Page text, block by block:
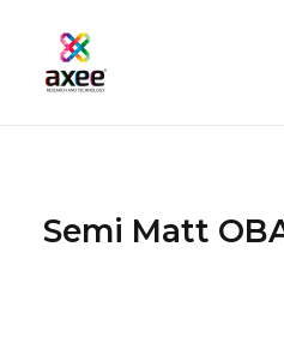
AZIENDA
Semi Matt